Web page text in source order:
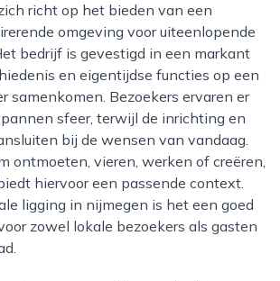
richt op het bieden van een
omgeving voor uiteenlopende
bedrijf is gevestigd in een markant
en eigentijdse functies op een
samenkomen. Bezoekers ervaren er
sfeer, terwijl de inrichting en
bij de wensen van vandaag.
ontmoeten, vieren, werken of creëren,
hiervoor een passende context.
ligging in nijmegen is het een goed
zowel lokale bezoekers als gasten